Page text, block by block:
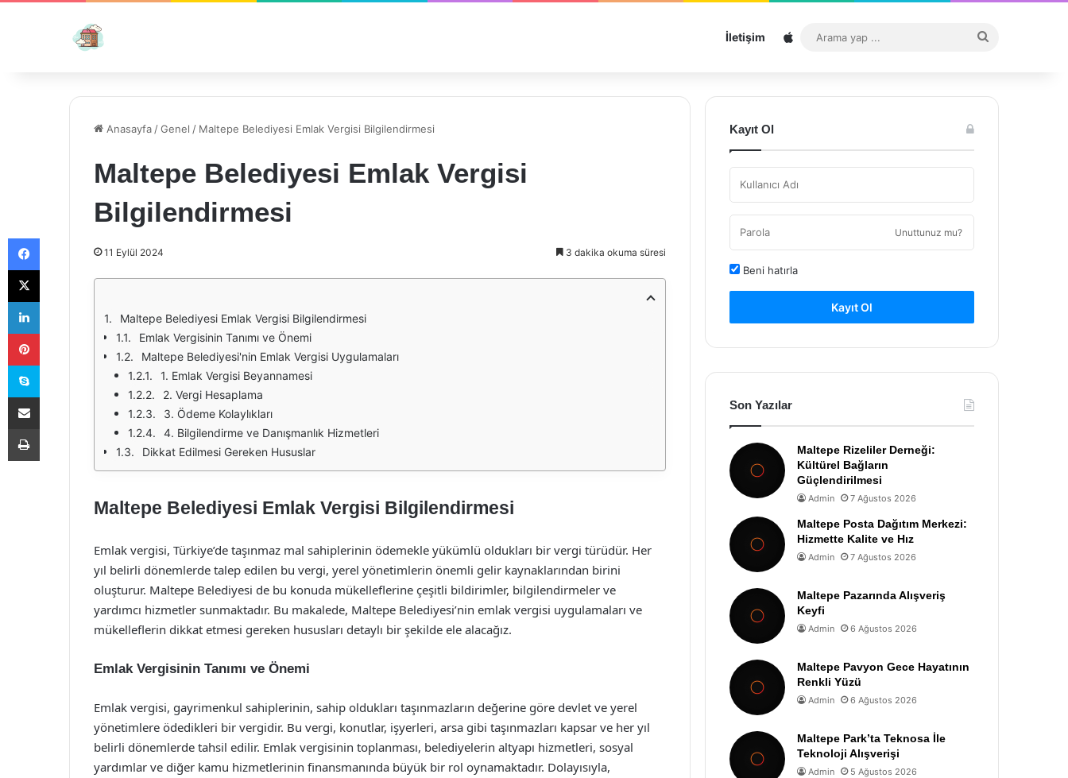
İletişim Sitemap
...
Anasayfa /Genel / Maltepe Belediyesi Emlak Vergisi Bilgilendirmesi
Maltepe Belediyesi Emlak Vergisi
Bilgilendirmesi
11 Eylül 2024 3 dakika okuma süresi
Maltepe Belediyesi Emlak Vergisi Bilgilendirmesi
Emlak Vergisinin Tanımı ve Önemi
Maltepe Belediyesi'nin Emlak Vergisi Uygulamaları
1. Emlak Vergisi Beyannamesi
2. Vergi Hesaplama
3. Ödeme Kolaylıkları
4. Bilgilendirme ve Danışmanlık Hizmetleri
Dikkat Edilmesi Gereken Hususlar
Maltepe Belediyesi Emlak Vergisi Bilgilendirmesi
Emlak vergisi, Türkiye’de taşınmaz mal sahiplerinin ödemekle yükümlü oldukları bir vergi türüdür. Her
yıl belirli dönemlerde talep edilen bu vergi, yerel yönetimlerin önemli gelir kaynaklarından birini
oluşturur. Maltepe Belediyesi de bu konuda mükelleflerine çeşitli bildirimler, bilgilendirmeler ve
yardımcı hizmetler sunmaktadır. Bu makalede, Maltepe Belediyesi’nin emlak vergisi uygulamaları ve
mükelleflerin dikkat etmesi gereken hususları detaylı bir şekilde ele alacağız.
Emlak Vergisinin Tanımı ve Önemi
Emlak vergisi, gayrimenkul sahiplerinin, sahip oldukları taşınmazların değerine göre devlet ve yerel
yönetimlere ödedikleri bir vergidir. Bu vergi, konutlar, işyerleri, arsa gibi taşınmazları kapsar ve her yıl
belirli dönemlerde tahsil edilir. Emlak vergisinin toplanması, belediyelerin altyapı hizmetleri, sosyal
yardımlar ve diğer kamu hizmetlerinin finansmanında büyük bir rol oynamaktadır. Dolayısıyla,
Kayıt Ol
Unuttunuz mu?
Beni hatırla
Kayıt Ol
Son Yazılar
Maltepe Rizeliler Derneği:
Kültürel Bağların
Güçlendirilmesi
Admin 7 Ağustos 2026
Maltepe Posta Dağıtım Merkezi:
Hizmette Kalite ve Hız
Admin 7 Ağustos 2026
Maltepe Pazarında Alışveriş
Keyfi
Admin 6 Ağustos 2026
Maltepe Pavyon Gece Hayatının
Renkli Yüzü
Admin 6 Ağustos 2026
Maltepe Park’ta Teknosa İle
Teknoloji Alışverişi
Admin 5 Ağustos 2026
Facebook
X
LinkedIn
Pinterest
Skype
E-Posta ile paylaş